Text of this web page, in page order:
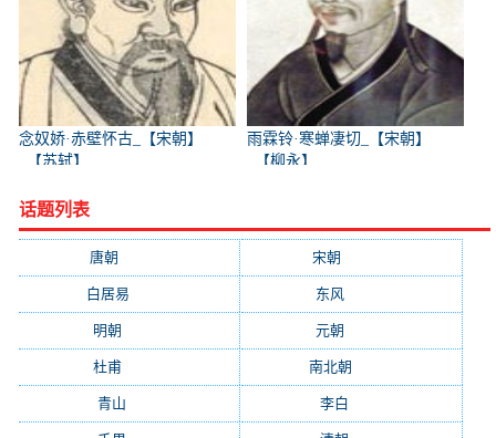
念奴娇·赤壁怀古_【宋朝】
_【苏轼】
雨霖铃·寒蝉凄切_【宋朝】
_【柳永】
话题列表
唐朝 宋朝
白居易 东风
明朝 元朝
杜甫 南北朝
青山 李白